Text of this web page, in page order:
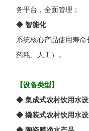
务平台，全面管理；
◆智能化
系统核心产品使用寿命
药耗、人工）。
【设备类型】
◆集成式农村饮用水
◆撬装式农村饮用水